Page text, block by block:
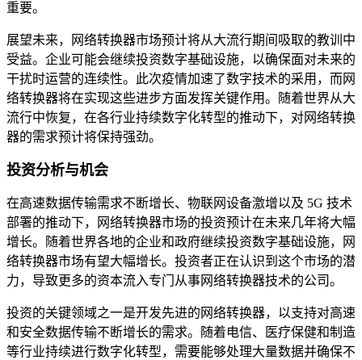
重要。
展望未来，网络转换器市场预计将从大流行期间吸取的教训中
受益。企业可能会继续投资数字基础设施，以确保面对未来的
干扰时运营的连续性。此次疫情加速了数字技术的采用，而网
络转换器将在实现这些进步方面发挥关键作用。随着世界从大
流行中恢复，在各行业持续数字化转型的推动下，对网络转换
器的需求预计将保持强劲。
投资分析与机会
在高速数据传输需求不断增长、物联网设备激增以及 5G 技术
部署的推动下，网络转换器市场的投资预计在未来几年将大幅
增长。随着世界各地的企业和政府继续投资数字基础设施，网
络转换器市场有望大幅增长。投资者正在认识到这个市场的潜
力，导致更多的资本流入专门从事网络转换器技术的公司。
投资的关键领域之一是开发先进的网络转换器，以支持对高速
和安全数据传输不断增长的需求。随着电信、医疗保健和制造
等行业持续进行数字化转型，需要能够处理大量数据并确保不